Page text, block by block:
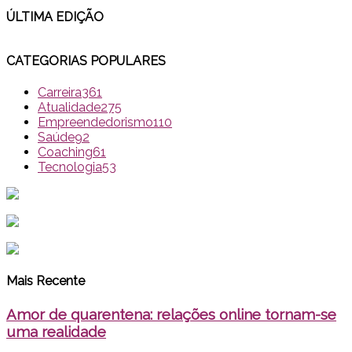
ÚLTIMA EDIÇÃO
CATEGORIAS POPULARES
Carreira361
Atualidade275
Empreendedorismo110
Saúde92
Coaching61
Tecnologia53
Mais Recente
Amor de quarentena: relações online tornam-se
uma realidade